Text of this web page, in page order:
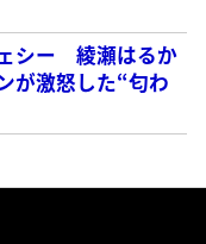
ェシー 綾瀬はるか
が激怒した“匂わ